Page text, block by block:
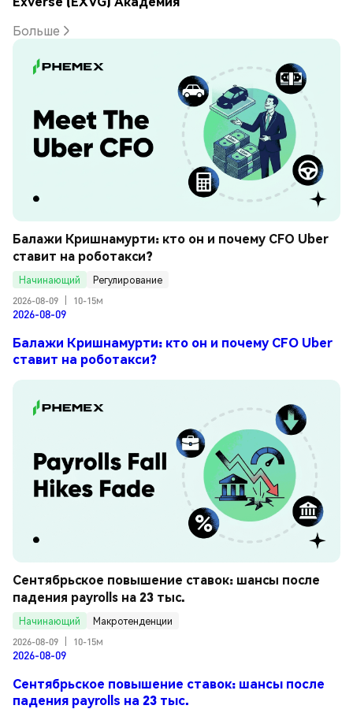
Больше
Балажи Кришнамурти: кто он и почему CFO Uber
ставит на роботакси?
Начинающий
Регулирование
2026-08-09
10-15м
2026-08-09
Балажи Кришнамурти: кто он и почему CFO Uber
ставит на роботакси?
Сентябрьское повышение ставок: шансы после
падения payrolls на 23 тыс.
Начинающий
Макротенденции
2026-08-09
10-15м
2026-08-09
Сентябрьское повышение ставок: шансы после
падения payrolls на 23 тыс.